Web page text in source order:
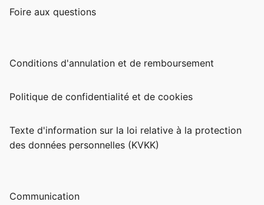
Foire aux questions
Conditions d'annulation et de remboursement
Politique de confidentialité et de cookies
Texte d'information sur la loi relative à la protection
des données personnelles (KVKK)
Communication